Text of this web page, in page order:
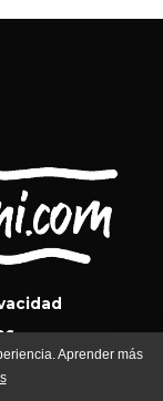
Aprender más